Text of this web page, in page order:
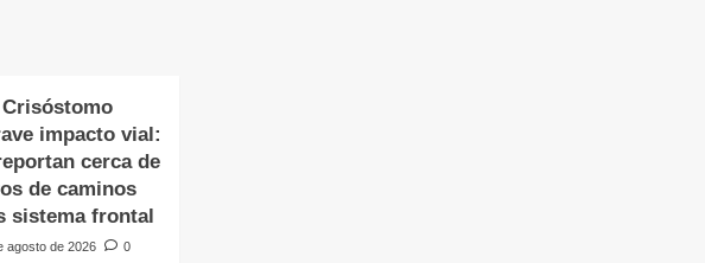
impacto vial:
cerca de
de caminos
sistema frontal
agosto de 2026 0